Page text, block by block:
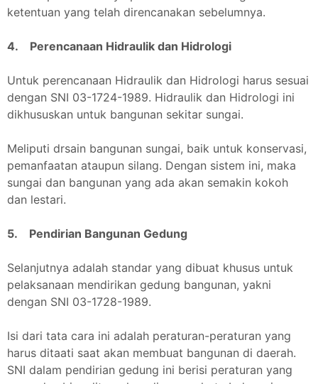
ketentuan yang telah direncanakan sebelumnya.
4. Perencanaan Hidraulik dan Hidrologi
Untuk perencanaan Hidraulik dan Hidrologi harus sesuai
dengan SNI 03-1724-1989. Hidraulik dan Hidrologi ini
dikhususkan untuk bangunan sekitar sungai.
Meliputi drsain bangunan sungai, baik untuk konservasi,
pemanfaatan ataupun silang. Dengan sistem ini, maka
sungai dan bangunan yang ada akan semakin kokoh
dan lestari.
5. Pendirian Bangunan Gedung
Selanjutnya adalah standar yang dibuat khusus untuk
pelaksanaan mendirikan gedung bangunan, yakni
dengan SNI 03-1728-1989.
Isi dari tata cara ini adalah peraturan-peraturan yang
harus ditaati saat akan membuat bangunan di daerah.
SNI dalam pendirian gedung ini berisi peraturan yang